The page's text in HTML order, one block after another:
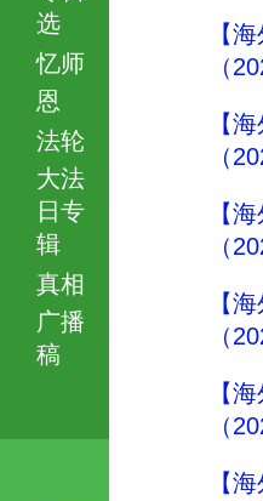
选
忆师
恩
法轮
大法
日专
辑
真相
广播
稿
【
（
【
（
【
（
【
（
【
（
【